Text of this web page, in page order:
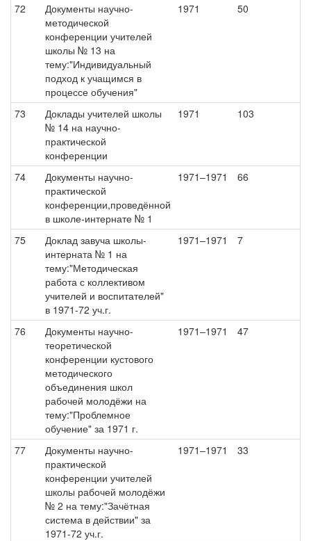
72
Документы научно-
методической
конференции учителей
школы № 13 на
тему:"Индивидуальный
подход к учащимся в
процессе обучения"
1971 50
73
Доклады учителей школы
№ 14 на научно-
практической
конференции
1971 103
74
Документы научно-
практической
конференции,проведённой
в школе-интернате № 1
1971–1971 66
75
Доклад завуча школы-
интерната № 1 на
тему:"Методическая
работа с коллективом
учителей и воспитателей"
в 1971-72 уч.г.
1971–1971 7
76
Документы научно-
теоретической
конференции кустового
методического
объединения школ
рабочей молодёжи на
тему:"Проблемное
обучение" за 1971 г.
1971–1971 47
77
Документы научно-
практической
конференции учителей
школы рабочей молодёжи
№ 2 на тему:"Зачётная
система в действии" за
1971-72 уч.г.
1971–1971 33